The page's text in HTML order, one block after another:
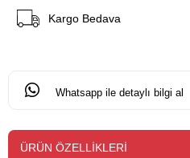
Kargo Bedava
Whatsapp ile detaylı bilgi al
ÜRÜN ÖZELLIKLERI